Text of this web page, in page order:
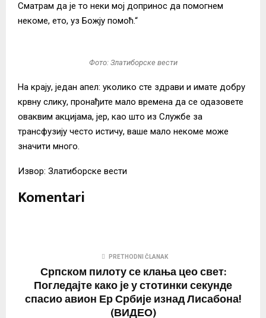
Сматрам да је то неки мој допринос да помогнем
некоме, ето, уз Божју помоћ.“
Фото: Златиборске вести
На крају, један апел: уколико сте здрави и имате добру
крвну слику, пронађите мало времена да се одазовете
оваквим акцијама, јер, као што из Службе за
трансфузију често истичу, ваше мало некоме може
значити много.
Извор: Златиборске вести
Komentari
PRETHODNI ČLANAK
Српском пилоту се клања цео свет:
Погледајте како је у стотинки секунде
спасио авион Ер Србије изнад Лисабона!
(ВИДЕО)